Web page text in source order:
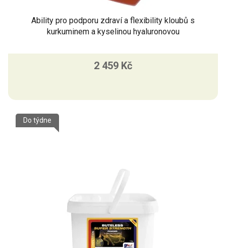
Ability pro podporu zdraví a flexibility kloubů s
kurkuminem a kyselinou hyaluronovou
2 459 Kč
Do týdne